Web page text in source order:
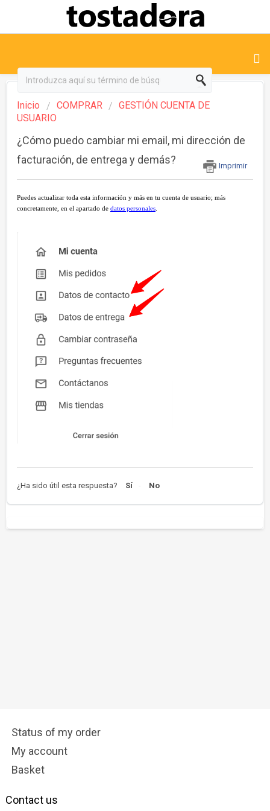
Inicio COMPRAR
GESTIÓN CUENTA DE
USUARIO
¿Cómo puedo cambiar mi email, mi dirección de
facturación, de entrega y demás?
Imprimir
Puedes actualizar toda esta información y más en tu cuenta de usuario; más
concretamente, en el apartado de datos personales
¿Ha sido útil esta respuesta? Sí No
Status of my order
My account
Basket
Contact us